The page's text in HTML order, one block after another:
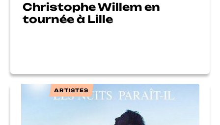
Christophe Willem en
tournée à Lille
ARTISTES